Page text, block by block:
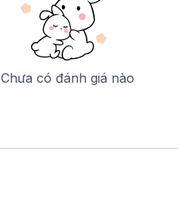
Chưa có đánh giá nào